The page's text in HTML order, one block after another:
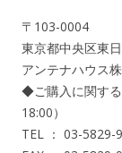
〒103-0004
東京都中央区東
アンテナハウス
◆ご購入に関す
18:00）
TEL ： 03-5829-